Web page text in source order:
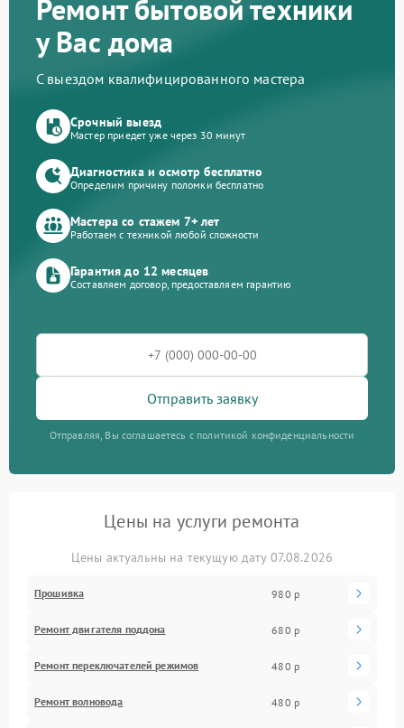
Ремонт бытовой техники
у Вас дома
С выездом квалифицированного мастера
Срочный выезд
Мастер приедет уже через 30 минут
Диагностика и осмотр бесплатно
Определим причину поломки бесплатно
Мастера со стажем 7+ лет
Работаем с техникой любой сложности
Гарантия до 12 месяцев
Составляем договор, предоставляем гарантию
Отправить заявку
Отправляя, Вы соглашаетесь с политикой конфиденциальности
Цены на услуги ремонта
Цены актуальны на текущую дату 07.08.2026
Прошивка 980 р
Ремонт двигателя поддона 680 р
Ремонт переключателей режимов 480 р
Ремонт волновода 480 р